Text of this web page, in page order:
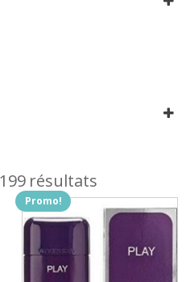
résultats
Promo!